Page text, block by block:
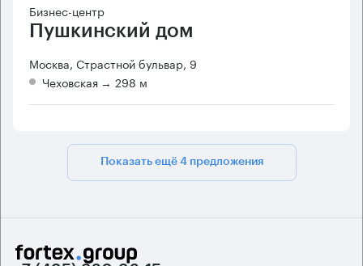
Бизнес-центр
Пушкинский дом
Москва, Страстной бульвар, 9
Чеховская → 298 м
Показать ещё 4 предложения